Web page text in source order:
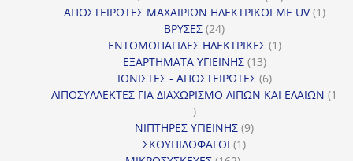
προϊόντα
ΑΠΟΣΤΕΙΡΩΤΕΣ ΜΑΧΑΙΡΙΩΝ ΗΛΕΚΤΡΙΚΟΙ ΜΕ UV 11
ΒΡΥΣΕΣ 2424
προϊόντα
ΕΝΤΟΜΟΠΑΓΙΔΕΣ ΗΛΕΚΤΡΙΚΕΣ 11
ΕΞΑΡΤΗΜΑΤΑ ΥΓΙΕΙΝΗΣ 1313
προϊόντα
ΙΟΝΙΣΤΕΣ - ΑΠΟΣΤΕΙΡΩΤΕΣ 66
προϊόντα
ΛΙΠΟΣΥΛΛΕΚΤΕΣ ΓΙΑ ΔΙΑΧΩΡΙΣΜΟ ΛΙΠΩΝ ΚΑΙ ΕΛΑΙΩΝ 1
1
προϊόν
ΝΙΠΤΗΡΕΣ ΥΓΙΕΙΝΗΣ 99
ΣΚΟΥΠΙΔΟΦΑΓΟΙ 11